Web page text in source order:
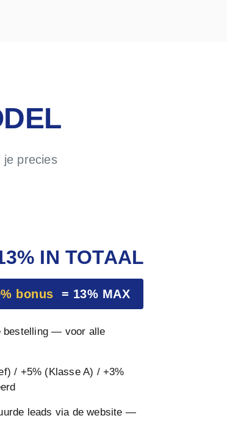
je precies
IN TOTAAL
bonus = 13% MAX
bestelling — voor alle
/ +5% (Klasse A) / +3%
leads via de website —